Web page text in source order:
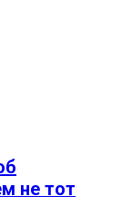
не тот